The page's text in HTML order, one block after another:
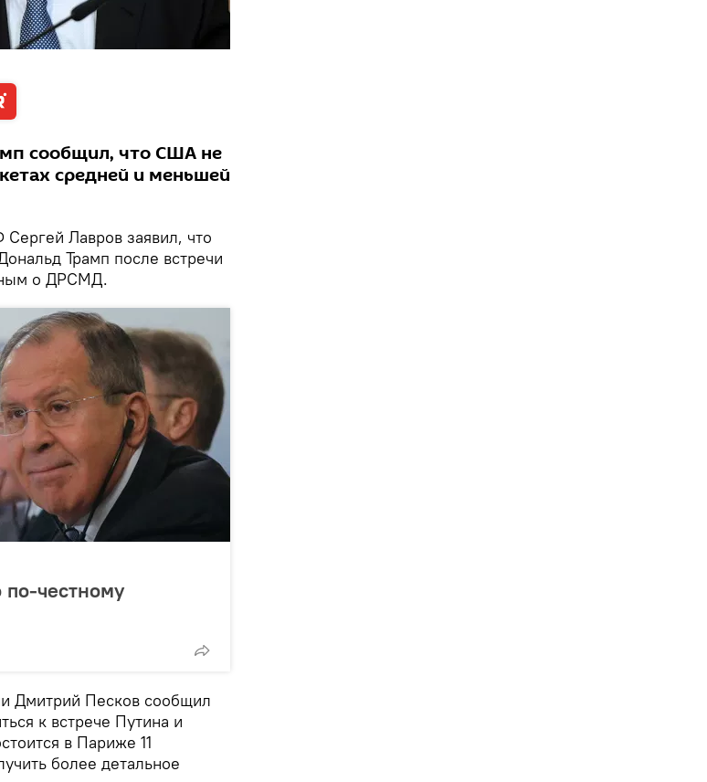
сообщил, что США не
средней и меньшей
Лавров заявил, что
Трамп после встречи
о ДРСМД.
по-честному
Дмитрий Песков сообщил
к встрече Путина и
в Париже 11
более детальное